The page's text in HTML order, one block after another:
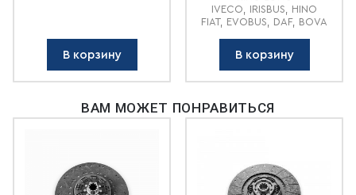
В корзину
IVECO, IRISBUS, HINO
FIAT, EVOBUS, DAF, BOVA
В корзину
ВАМ МОЖЕТ ПОНРАВИТЬСЯ